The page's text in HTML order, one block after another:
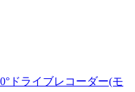
ドライブレコーダー(モ